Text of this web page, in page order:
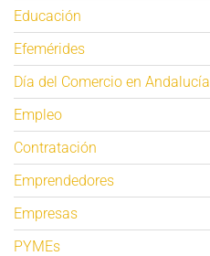
Educación
Efemérides
Día del Comercio en Andalucía
Empleo
Contratación
Emprendedores
Empresas
PYMEs